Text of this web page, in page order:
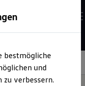
bestmögliche
und
verbessern.